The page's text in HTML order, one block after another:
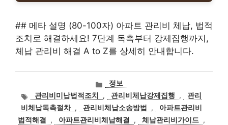
## 메타 설명 (80-100자) 아파트 관리비 체납, 법적
조치로 해결하세요! 7단계 독촉부터 강제집행까지,
체납 관리비 해결 A to Z를 상세히 안내합니다.
카
테
고
리
정보
태
그
관리비미납법적조치 , 관리비체납강제집행 ,
관리
비체납독촉절차 , 관리비체납소송방법 ,
아파트관리비
법적해결
, 아파트관리비체납해결 , 체납관리비가이드 ,